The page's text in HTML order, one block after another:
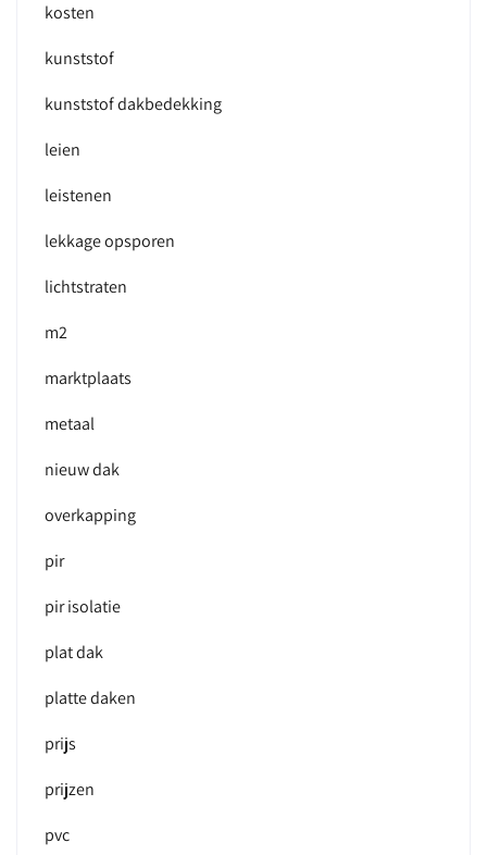
kosten
kunststof
kunststof dakbedekking
leien
leistenen
lekkage opsporen
lichtstraten
m2
marktplaats
metaal
nieuw dak
overkapping
pir
pir isolatie
plat dak
platte daken
prijs
prijzen
pvc